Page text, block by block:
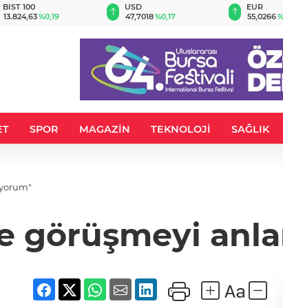
BIST 100
13.824,63%0,19
USD
47,7018%0,17
EUR
55,0266
SPOR MAGAZİN TEKNOLOJİ SAĞLIK
görüşmeyi